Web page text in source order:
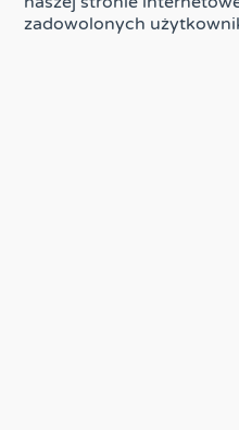
zadowolonych